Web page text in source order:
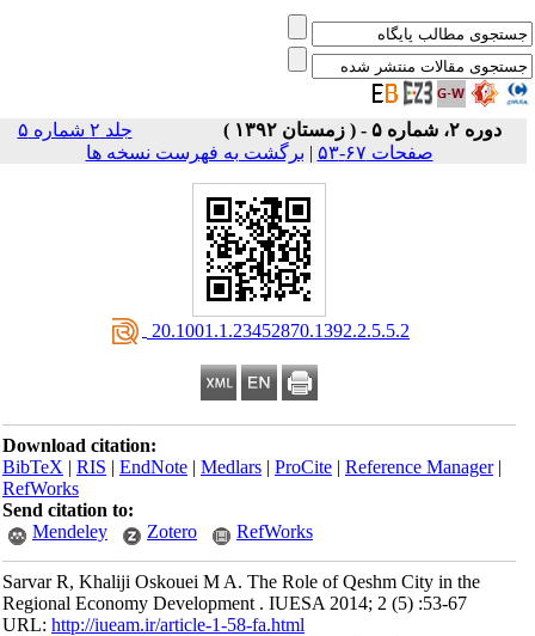
دوره ۲، شماره ۵ - ( زمستان ۱۳۹۲ )
جلد ۲ شماره ۵
صفحات ۶۷-۵۳
|برگشت به فهرست نسخه ها
‎ 20.1001.1.23452870.1392.2.5.5.2
Download citation:
BibTeX|RIS|EndNote|Medlars|ProCite|Reference Manager
RefWorks
Send citation to:
Mendeley
Zotero RefWorks
Sarvar R, Khaliji Oskouei M A. The Role of Qeshm City in the
Regional Economy Development . IUESA 2014; 2 (5) :53-67
URL:http://iueam.ir/article-1-58-fa.html